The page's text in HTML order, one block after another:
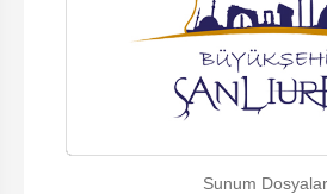
Sunum